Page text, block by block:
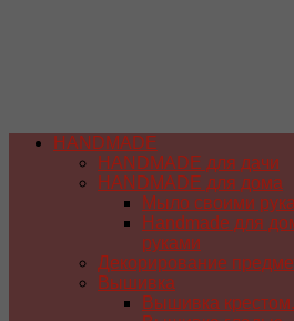
HANDMADE
HANDMADE для дачи
HANDMADE для дома
Мыло своими
Handmade для
руками
Декорирование
Вышивка
Вышивка